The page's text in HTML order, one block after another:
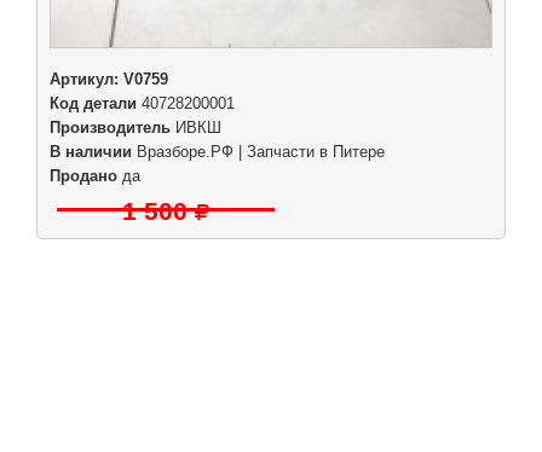
Артикул: V0759
Код детали 40728200001
Производитель ИВКШ
В наличии Вразборе.РФ | Запчасти в Питере
Продано да
1 500